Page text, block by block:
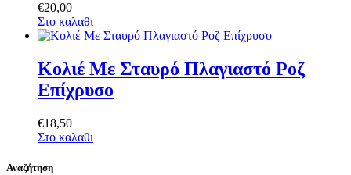
€20,00
Στο καλαθι
Κολιέ Με Σταυρό Πλαγιαστό Ροζ
Επίχρυσο
€18,50
Στο καλαθι
Αναζήτηση